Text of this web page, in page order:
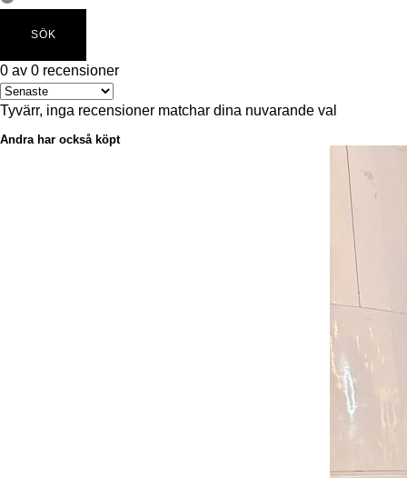
SÖK
0 av 0 recensioner
Tyvärr, inga recensioner matchar dina nuvarande val
Andra har också köpt